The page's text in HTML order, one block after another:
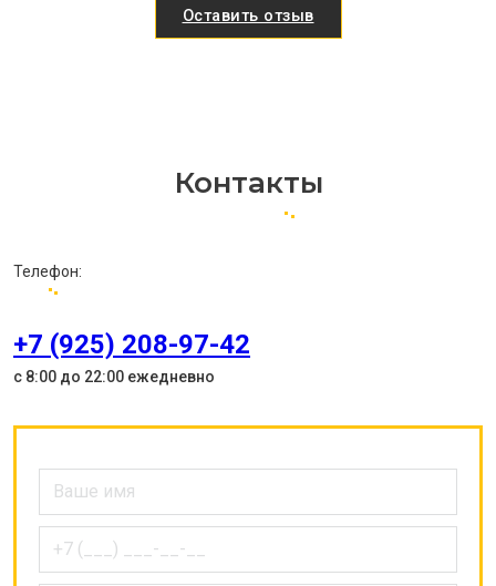
Оставить отзыв
Контакты
Телефон:
+7 (925) 208-97-42
с 8:00 до 22:00 ежедневно